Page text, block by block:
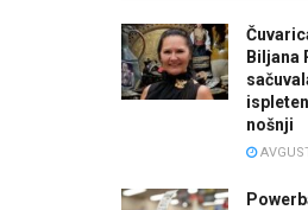
Biljana
nošnji